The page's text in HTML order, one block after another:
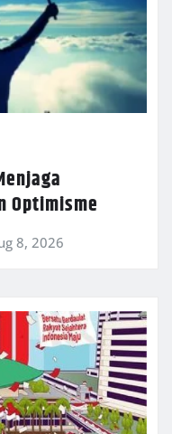
Optimisme
8, 2026